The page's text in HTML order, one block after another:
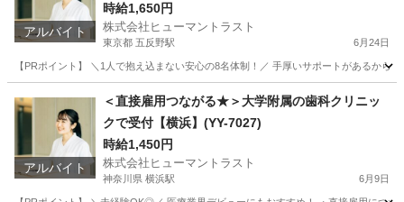
アルバイト
(ES1W-3716)
時給1,650円
株式会社ヒューマントラスト
東京都 五反野駅 6月24日
【PRポイント】 ＼1人で抱え込まない安心の8名体制！／ 手厚いサポートがあるか
五反野駅 医療事務 スタッフ
アルバイト
＜直接雇用つながる★＞大学附属の歯科クリニッ
クで受付【横浜】(YY-7027)
時給1,450円
株式会社ヒューマントラスト
神奈川県 横浜駅 6月9日